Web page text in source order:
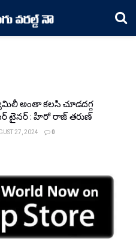
అంతా కలసి చూడదగ్గ
టైనర్ : హీరో రాజ్ తరుణ్
27, 2024 0